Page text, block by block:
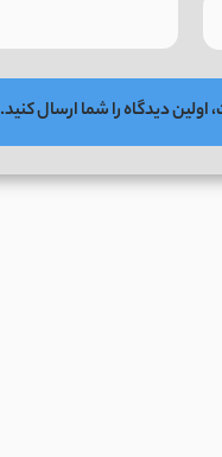
دیدگاه را شما ارسال کنید.